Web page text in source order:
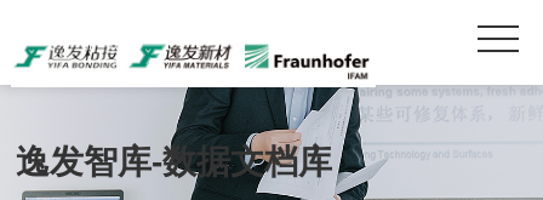
逸发智库-数据文档库